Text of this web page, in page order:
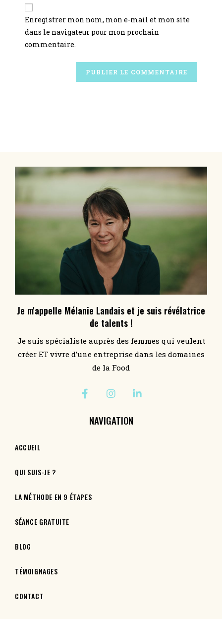
Enregistrer mon nom, mon e-mail et mon site
dans le navigateur pour mon prochain
commentaire.
Je m'appelle Mélanie Landais et je suis révélatrice
de talents !
Je suis spécialiste auprès des femmes qui veulent
créer ET vivre d’une entreprise dans les domaines
de la Food
NAVIGATION
ACCUEIL
QUI SUIS-JE ?
LA MÉTHODE EN 9 ÉTAPES
SÉANCE GRATUITE
BLOG
TÉMOIGNAGES
CONTACT